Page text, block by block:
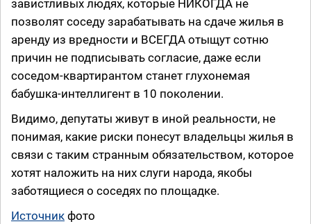
завистливых людях, которые НИКОГДА не
позволят соседу зарабатывать на сдаче жилья в
аренду из вредности и ВСЕГДА отыщут сотню
причин не подписывать согласие, даже если
соседом-квартирантом станет глухонемая
бабушка-интеллигент в 10 поколении.
Видимо, депутаты живут в иной реальности, не
понимая, какие риски понесут владельцы жилья в
связи с таким странным обязательством, которое
хотят наложить на них слуги народа, якобы
заботящиеся о соседях по площадке.
Источник фото